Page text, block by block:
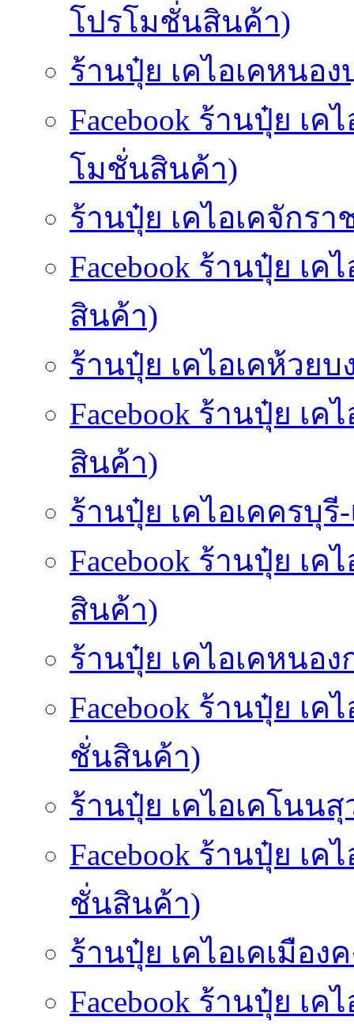
โปรโมชั่นสินค้า)
ร้านปุ๋ย เคไอเคหนอ
Facebook ร้านปุ๋ย เ
โมชั่นสินค้า)
ร้านปุ๋ย เคไอเคจักร
Facebook ร้านปุ๋ย เ
สินค้า)
ร้านปุ๋ย เคไอเคห้วย
Facebook ร้านปุ๋ย เ
สินค้า)
ร้านปุ๋ย เคไอเคครบุ
Facebook ร้านปุ๋ย เ
สินค้า)
ร้านปุ๋ย เคไอเคหนอ
Facebook ร้านปุ๋ย เ
ชั่นสินค้า)
ร้านปุ๋ย เคไอเคโนน
Facebook ร้านปุ๋ย เ
ชั่นสินค้า)
ร้านปุ๋ย เคไอเคเมือง
Facebook ร้านปุ๋ย เ